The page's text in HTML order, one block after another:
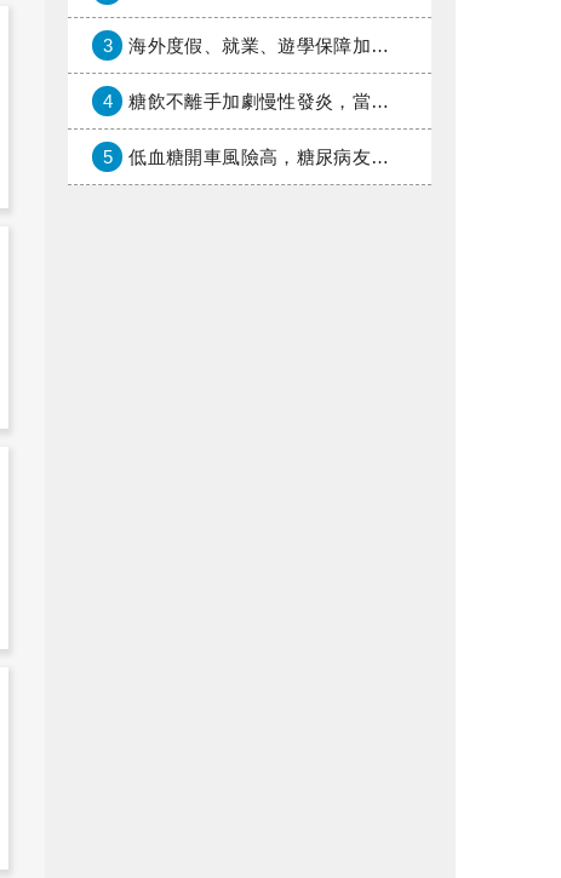
3 海外度假、就業、遊學保障加倍，富邦產險「一期逐夢」專案加碼遠距醫療與緊急救援
4 糖飲不離手加劇慢性發炎，當心老化與慢性病提早報到
5 低血糖開車風險高，糖尿病友上路必學的安全守則